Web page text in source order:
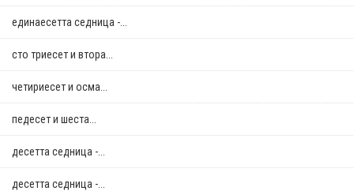
единаесетта седница -...
сто триесет и втора...
четириесет и осма...
педесет и шеста...
десетта седница -...
десетта седница -...